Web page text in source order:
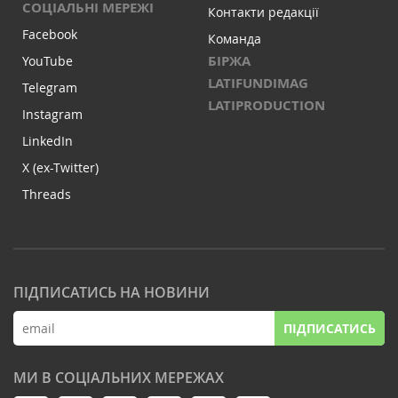
СОЦІАЛЬНІ МЕРЕЖІ
Facebook
YouTube
Telegram
Instagram
LinkedIn
X (ex-Twitter)
Threads
Контакти редакції
Команда
БІРЖА
LATIFUNDIMAG
LATIPRODUCTION
ПІДПИСАТИСЬ НА НОВИНИ
ПІДПИСАТИСЬ
МИ В СОЦІАЛЬНИХ МЕРЕЖАХ